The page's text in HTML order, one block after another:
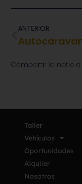
ANTERIOR
Compartir la noticia:
Taller
Vehículos
Oportunidades
Alquiler
Nosotros